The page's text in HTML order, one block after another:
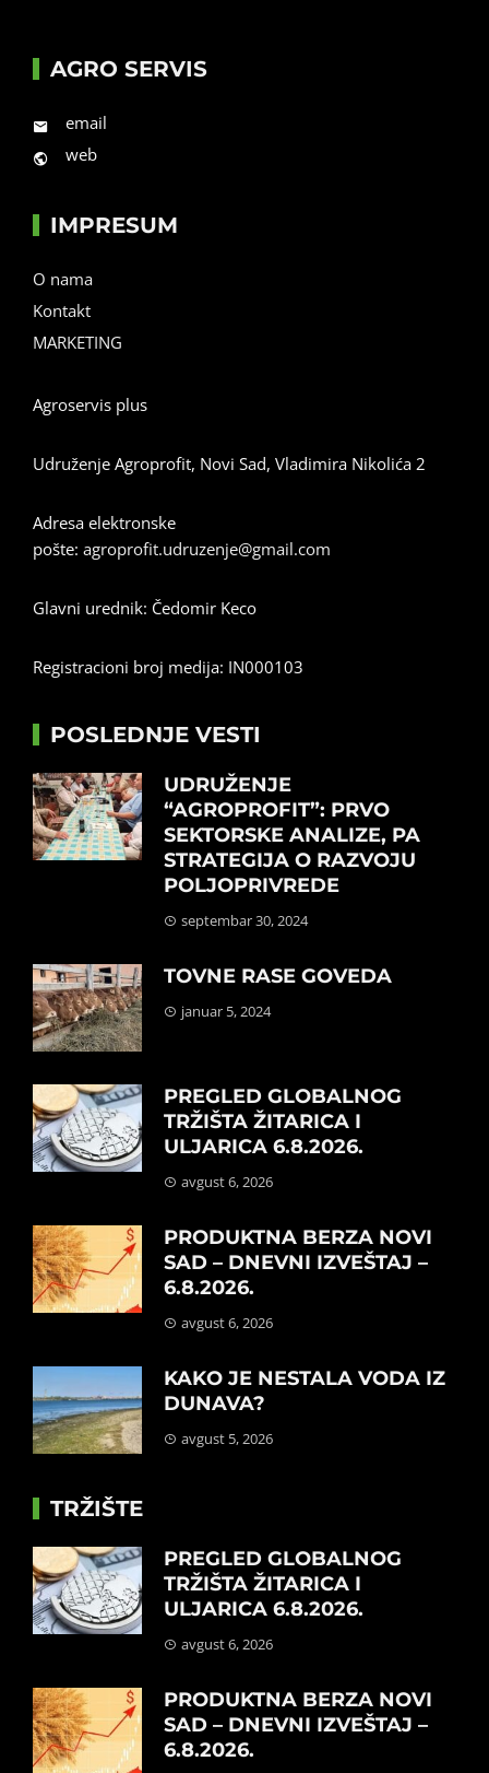
AGRO SERVIS
email
web
IMPRESUM
O nama
Kontakt
MARKETING
Agroservis plus
Udruženje Agroprofit, Novi Sad, Vladimira Nikolića 2
Adresa elektronske
pošte: agroprofit.udruzenje@gmail.com
Glavni urednik: Čedomir Keco
Registracioni broj medija: IN000103
POSLEDNJE VESTI
UDRUŽENJE
“AGROPROFIT”: PRVO
SEKTORSKE ANALIZE, PA
STRATEGIJA O RAZVOJU
POLJOPRIVREDE
septembar 30, 2024
TOVNE RASE GOVEDA
januar 5, 2024
PREGLED GLOBALNOG
TRŽIŠTA ŽITARICA I
ULJARICA 6.8.2026.
avgust 6, 2026
PRODUKTNA BERZA NOVI
SAD – DNEVNI IZVEŠTAJ –
6.8.2026.
avgust 6, 2026
KAKO JE NESTALA VODA IZ
DUNAVA?
avgust 5, 2026
TRŽIŠTE
PREGLED GLOBALNOG
TRŽIŠTA ŽITARICA I
ULJARICA 6.8.2026.
avgust 6, 2026
PRODUKTNA BERZA NOVI
SAD – DNEVNI IZVEŠTAJ –
6.8.2026.